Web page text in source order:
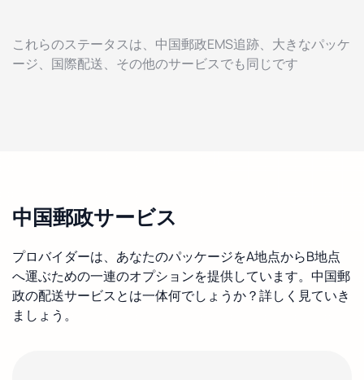
これらのステータスは、中国郵政EMS追跡、大きなパッケ
ージ、国際配送、その他のサービスでも同じです
中国郵政サービス
プロバイダーは、あなたのパッケージをA地点からB地点
へ運ぶための一連のオプションを提供しています。中国郵
政の配送サービスとは一体何でしょうか？詳しく見ていき
ましょう。